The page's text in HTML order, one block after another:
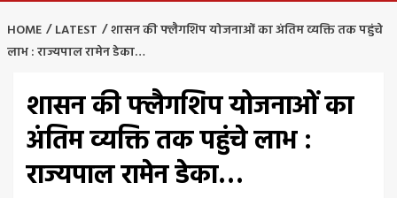
HOME LATEST
शासन की फ्लैगशिप योजनाओं का अंतिम व्यक्ति तक पहुंचे
लाभ : राज्यपाल रामेन डेका…
शासन की फ्लैगशिप योजनाओं का
अंतिम व्यक्ति तक पहुंचे लाभ :
राज्यपाल रामेन डेका…